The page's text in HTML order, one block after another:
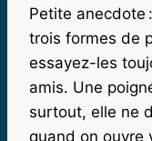
Petite anecdote
trois formes de
essayez-les
amis. Une
surtout, elle ne
quand on ouvre